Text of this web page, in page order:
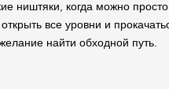
ништяки, когда можно
все уровни и
найти обходной путь.